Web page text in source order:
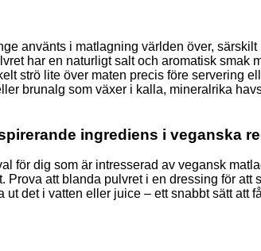
använts i matlagning världen över,
har en naturligt salt och aromatisk smak
strö lite över maten precis före servering
brunalg som växer i kalla, mineralrika
ingrediens i veganska
för dig som är intresserad av vegansk
Prova att blanda pulvret i en dressing för
ut det i vatten eller juice – ett snabbt sätt